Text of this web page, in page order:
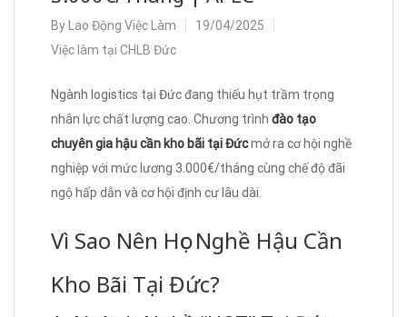
By Lao Động Việc Làm
19/04/2025
Việc làm tại CHLB Đức
Ngành logistics tại Đức đang thiếu hụt trầm trọng
nhân lực chất lượng cao. Chương trình đào tạo
chuyên gia hậu cần kho bãi tại Đứcmở ra cơ hội nghề
nghiệp với mức lương 3.000€/tháng cùng chế độ đãi
ngộ hấp dẫn và cơ hội định cư lâu dài.
Vì Sao Nên Học Nghề Hậu Cần
Kho Bãi Tại Đức?